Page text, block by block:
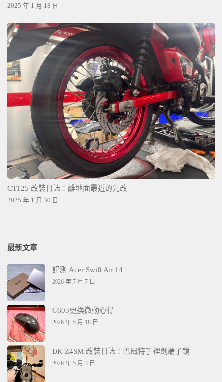
2025 年 1 月 18 日
CT125 改裝日誌：離地面最近的先改
2025 年 1 月 30 日
最新文章
評測 Acer Swift Air 14
2026 年 7 月 7 日
G603更換微動心得
2026 年 5 月 18 日
DR-Z4SM 改裝日誌：巴風特手裡劍端子鏡
2026 年 5 月 3 日